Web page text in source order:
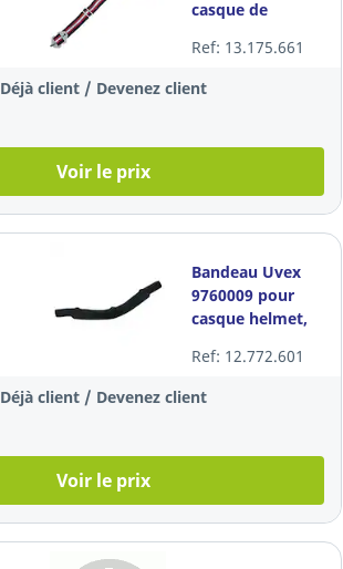
casque de
Ref: 13.175.661
Déjà client / Devenez client
Voir le prix
Bandeau Uvex
9760009 pour
casque helmet,
Ref: 12.772.601
Déjà client / Devenez client
Voir le prix